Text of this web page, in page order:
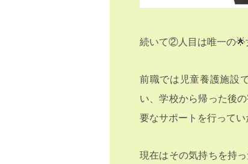
続いて②人目は唯一の🌟
前職では児童養護施設
い、学校から帰った後
要なサポートを行って
現在はその気持ちを持